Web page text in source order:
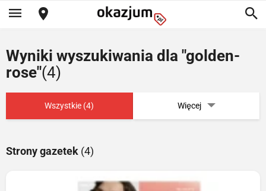
Wyniki wyszukiwania dla "golden-
rose"(4)
Wszystkie (4) Więcej
Strony gazetek (4)